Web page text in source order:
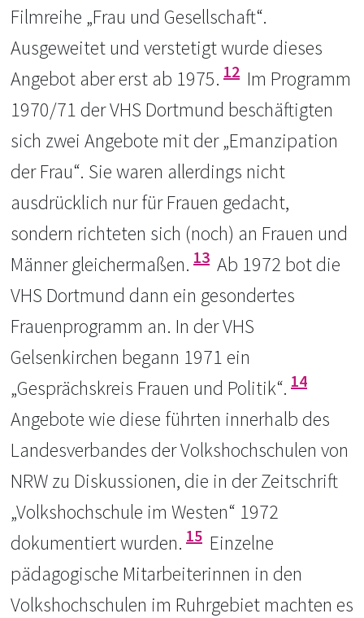
Filmreihe „Frau und Gesellschaft“.
Ausgeweitet und verstetigt wurde dieses
Angebot aber erst ab 1975. 12 Im Programm
1970/71 der VHS Dortmund beschäftigten
sich zwei Angebote mit der „Emanzipation
der Frau“. Sie waren allerdings nicht
ausdrücklich nur für Frauen gedacht,
sondern richteten sich (noch) an Frauen und
Männer gleichermaßen. 13 Ab 1972 bot die
VHS Dortmund dann ein gesondertes
Frauenprogramm an. In der VHS
Gelsenkirchen begann 1971 ein
„Gesprächskreis Frauen und Politik“. 14
Angebote wie diese führten innerhalb des
Landesverbandes der Volkshochschulen von
NRW zu Diskussionen, die in der Zeitschrift
„Volkshochschule im Westen“ 1972
dokumentiert wurden. 15 Einzelne
pädagogische Mitarbeiterinnen in den
Volkshochschulen im Ruhrgebiet machten es